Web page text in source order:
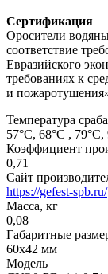
Сертификация
Оросители
соответствие
Евразийского
требованиях к
и
Температура
57°С, 68°С , 79°С,
Коэффициент
0,71
Сайт
https://gefest-
Масса, кг
0,08
Габаритные
60х42 мм
Модель